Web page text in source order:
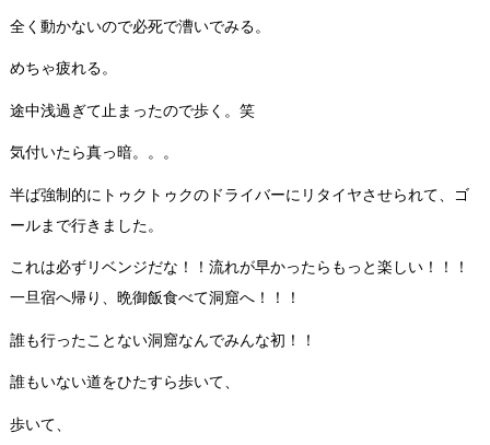
全く動かないので必死で漕いでみる。
めちゃ疲れる。
途中浅過ぎて止まったので歩く。笑
気付いたら真っ暗。。。
半ば強制的にトゥクトゥクのドライバーにリタイヤさせられて、ゴ
ールまで行きました。
これは必ずリベンジだな！！流れが早かったらもっと楽しい！！！
一旦宿へ帰り、晩御飯食べて洞窟へ！！！
誰も行ったことない洞窟なんでみんな初！！
誰もいない道をひたすら歩いて、
歩いて、